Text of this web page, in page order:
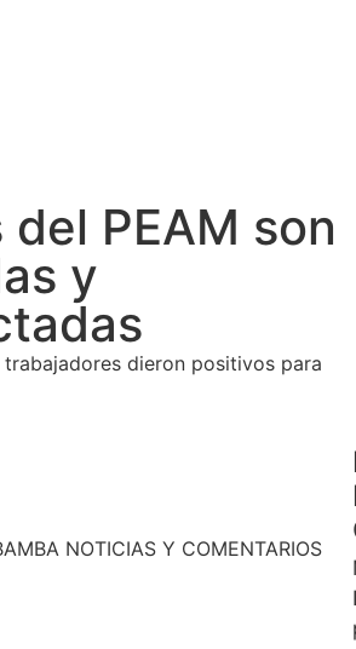
PEAM son
y
dieron positivos para